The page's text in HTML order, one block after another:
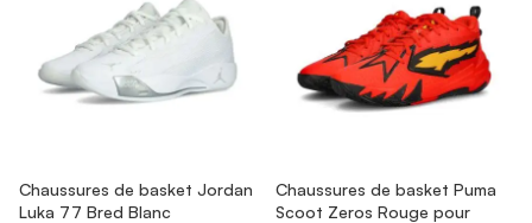
Chaussures de basket Jordan
Luka 77 Bred Blanc
Chaussures de basket Puma
Scoot Zeros Rouge pour